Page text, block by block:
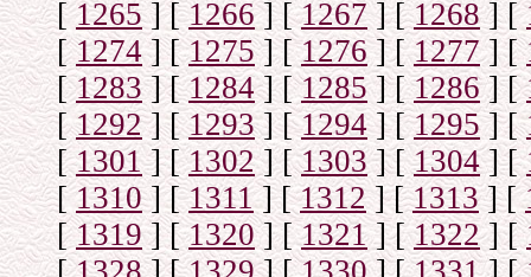
[1265] [1266] [1267] [1268] [
[1274] [1275] [1276] [1277] [
[1283] [1284] [1285] [1286] [
[1292] [1293] [1294] [1295] [
[1301] [1302] [1303] [1304] [
[1310] [1311] [1312] [1313] [
[1319] [1320] [1321] [1322] [